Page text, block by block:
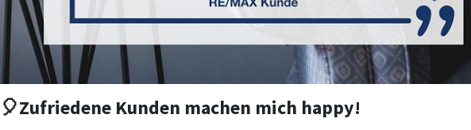
🎈Zufriedene Kunden machen mich happy!